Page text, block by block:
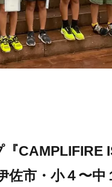
CAMPLIFIRE
市・小４〜中